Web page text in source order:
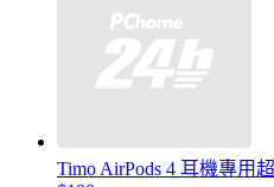
Timo AirPods 4 耳機專用